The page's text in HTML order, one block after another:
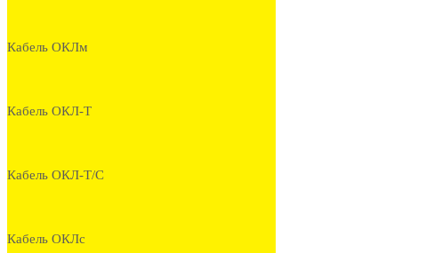
Кабель ОКЛм
Кабель ОКЛ-Т
Кабель ОКЛ-Т/С
Кабель ОКЛс